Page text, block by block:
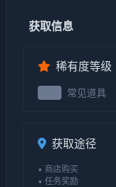
获取信息
稀有度等级
常见道具
获取途径
• 商店购买
• 任务奖励